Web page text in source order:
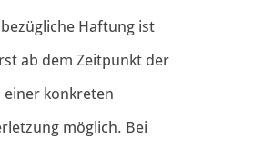
Haftung ist
ab dem Zeitpunkt der
einer konkreten
möglich. Bei